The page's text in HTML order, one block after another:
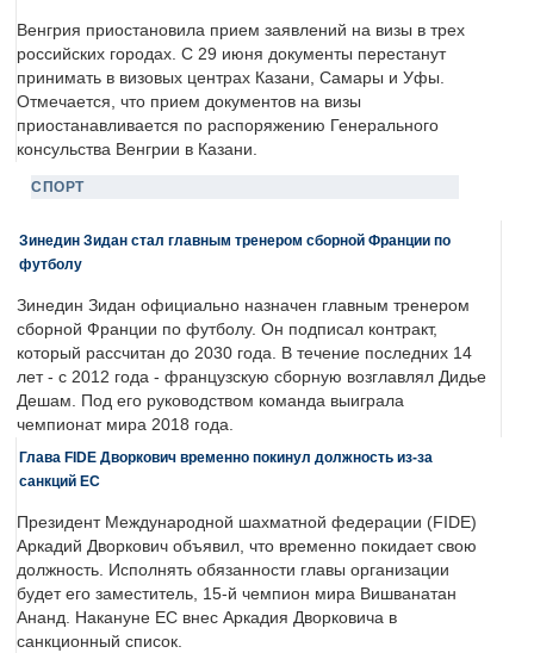
Венгрия приостановила прием заявлений на визы в трех
российских городах. С 29 июня документы перестанут
принимать в визовых центрах Казани, Самары и Уфы.
Отмечается, что прием документов на визы
приостанавливается по распоряжению Генерального
консульства Венгрии в Казани.
СПОРТ
Зинедин Зидан стал главным тренером сборной Франции по
футболу
Зинедин Зидан официально назначен главным тренером
сборной Франции по футболу. Он подписал контракт,
который рассчитан до 2030 года. В течение последних 14
лет - с 2012 года - французскую сборную возглавлял Дидье
Дешам. Под его руководством команда выиграла
чемпионат мира 2018 года.
Глава FIDE Дворкович временно покинул должность из-за
санкций ЕС
Президент Международной шахматной федерации (FIDE)
Аркадий Дворкович объявил, что временно покидает свою
должность. Исполнять обязанности главы организации
будет его заместитель, 15-й чемпион мира Вишванатан
Ананд. Накануне ЕС внес Аркадия Дворковича в
санкционный список.